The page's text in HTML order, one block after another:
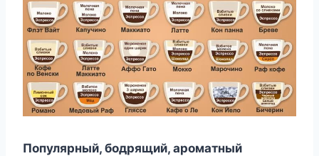
Популярный, бодрящий, ароматный